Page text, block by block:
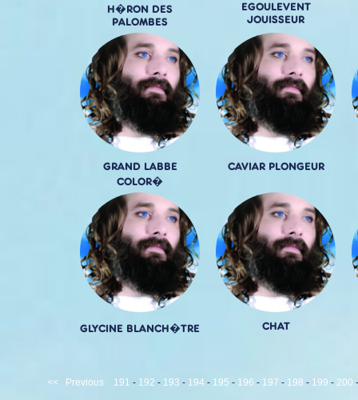
H�RON DES
PALOMBES
EGOULEVENT
JOUISSEUR
GRAND LABBE
COLOR�
CAVIAR PLONGEUR
GLYCINE BLANCH�TRE CHAT
<< Previous 191 - 192 - 193 - 194 - 195 - 196 - 197 - 198 - 199 - 200